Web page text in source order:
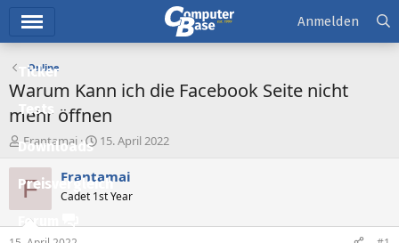
Ticker
Tests
Downloads
Preisvergleich
Forum
Anmelden
Online
Warum Kann ich die Facebook Seite nicht
mehr öffnen
E
r
s
t
Frantamai
E
s
e
15. April 2022
F Frantamai
Cadet 1st Year